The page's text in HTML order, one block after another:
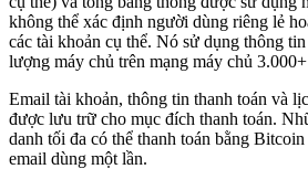
không thể xác định người dùng riêng lẻ
các tài khoản cụ thể. Nó sử dụng thông
lượng máy chủ trên mạng máy chủ
Email tài khoản, thông tin thanh toán và
được lưu trữ cho mục đích thanh toán.
danh tối đa có thể thanh toán bằng
email dùng một lần.